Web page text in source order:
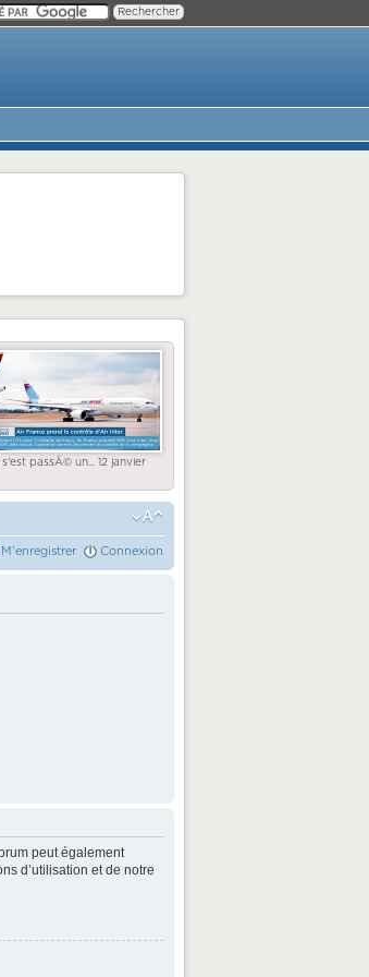
s'est passÃ© un... 12 janvier
M’enregistrer Connexion
peut également
d’utilisation et de notre